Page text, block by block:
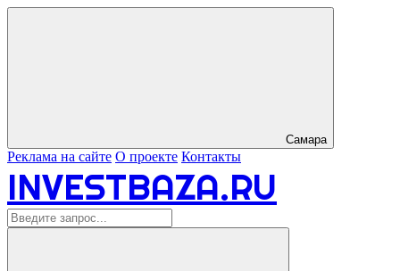
Самара
Реклама на сайте О проекте Контакты
INVESTBAZA.RU